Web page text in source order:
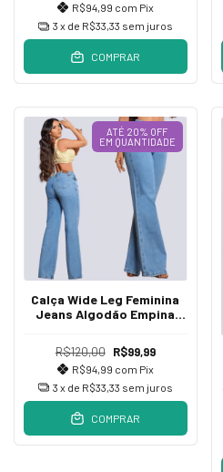
R$94,99 com Pix
3 x de R$33,33 sem juros
COMPRAR
ATÉ 20% OFF
EM QUANTIDADE
Calça Wide Leg Feminina
Jeans Algodão Empina
R$120,00 R$99,99
R$94,99 com Pix
3 x de R$33,33 sem juros
COMPRAR